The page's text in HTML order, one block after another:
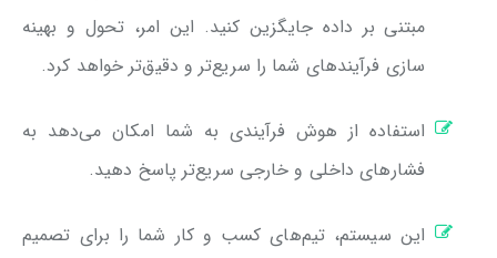
مبتنی بر داده جایگزین کنید. این امر، تحول و بهینه
سازی فرآیندهای شما را سریع‌تر و دقیق‌تر خواهد کرد.
استفاده از هوش فرآیندی به شما امکان می‌دهد به
فشارهای داخلی و خارجی سریع‌تر پاسخ دهید.
این سیستم، تیم‌های کسب و کار شما را برای تصمیم